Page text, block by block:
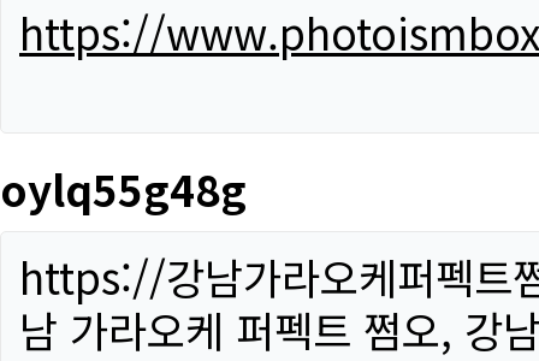
https://
oylq55g48g
https://강남가라오케퍼펙트
남 가라오케 퍼펙트 쩜오, 강